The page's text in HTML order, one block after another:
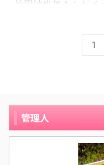
よ。 このパウダー
スPW38を、実際に使
ク パウダーチークス
PW38は発色と色もち
良さはピカイチ！
の会社員です ...
神田沙也加さんがイ
イストラボ BBエッ
スクリームは美容液
ビューを紹介するの
の中でも特に肌を綺
見せてくれる、シャ
ーベージュです。
1
管理人